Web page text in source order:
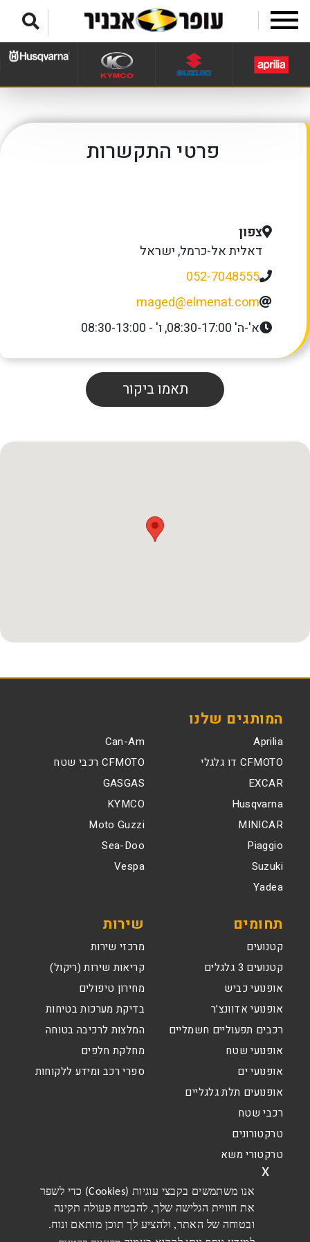
פרטי התקשרות
צפון
דאלית אל-כרמל, ישראל
052-7048555
maged@elmenat.com
א'-ה' 08:30-17:00, ו' - 08:30-13:00
תאמו ביקור
אנו משתמשים בקבצי עוגיות (Cookies) כדי לשפר
את חוויית הגלישה שלך, להבטיח פעולה תקינה
ובטוחה של האתר, ולהציע לך תוכן מותאם ונוח.
x
המותגים שלנו
Aprilia
Can-Am
CFMOTO דו גלגלי
CFMOTO רכבי שטח
EXCAR
GASGAS
Husqvarna
KYMCO
MINICAR
Moto Guzzi
Piaggio
Sea-Doo
Suzuki
Vespa
Yadea
תחומים
קטנועים
קטנועים 3 גלגלים
אופנועי כביש
אופנועי אדוונצ’ר
רכבים תפעוליים חשמליים
אופנועי שטח
אופנועי ים
אופנועים תלת גלגליים
רכבי שטח
טרקטורונים
טרקטורי משא
שירות
מרכזי שירות
קריאות שירות (ריקול)
מחירון טיפולים
בדיקת מערכות בטיחות
המלצות לרכיבה בטוחה
מחלקת חלפים
ספרי רכב ומידע ללקוחות